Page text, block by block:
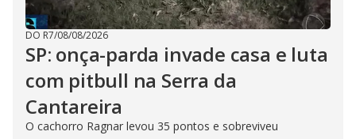
DO R7/08/08/2026
SP: onça-parda invade casa e luta
com pitbull na Serra da
Cantareira
O cachorro Ragnar levou 35 pontos e sobreviveu